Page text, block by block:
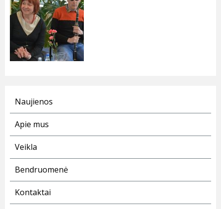
Naujienos
Apie mus
Veikla
Bendruomenė
Kontaktai